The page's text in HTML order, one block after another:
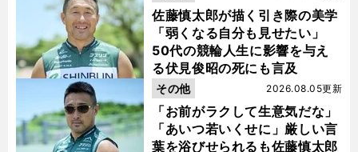
佐藤慎太郎が描く引き際の美学
「弱くなる自分も見せたい」
50代の競輪人生に影響を与え
る伏見俊昭の死にも言及
「お前がラクして生意気だな」
「あいつ若いくせに」厳しい言
葉を浴びせられるも佐藤慎太郎
2026.08.05更新
その他